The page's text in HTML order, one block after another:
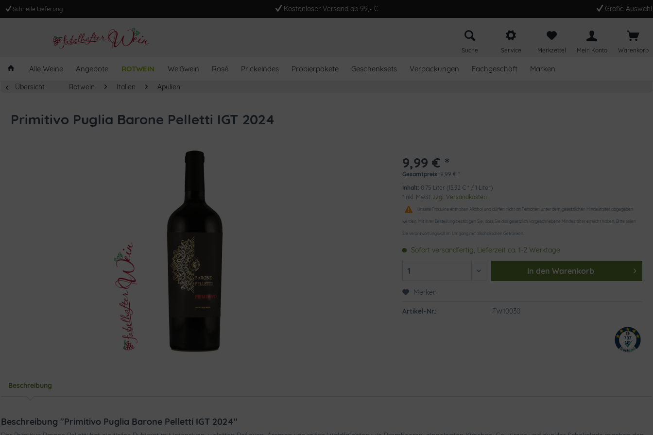
Schnelle Lieferung Kostenloser Versand ab 99,- € Große Auswahl
Suche Service Merkzettel Mein Konto Warenkorb
Alle Weine Angebote ROTWEIN Weißwein Rosé Prickelndes Probierpakete Geschenksets Verpackungen Fachgeschäft Marken
Übersicht Rotwein Italien Apulien
Primitivo Puglia Barone Pelletti IGT 2024
9,99 € *
Gesamtpreis: 9,99 € *
Inhalt: 0.75 Liter (13,32 € * / 1 Liter)
*inkl. MwSt. zzgl. Versandkosten
Unsere Produkte enthalten Alkohol und dürfen nicht an Personen unter dem gesetzlichen Mindestalter abgegeben
werden. Mit Ihrer Bestellung bestätigen Sie, dass Sie das gesetzlich vorgeschriebene Mindestalter erreicht haben. Bitte seien
Sie verantwortungsvoll im Umgang mit alkoholischen Getränken.
Sofort versandfertig, Lieferzeit ca. 1-2 Werktage
In den Warenkorb
Merken
Artikel-Nr.: FW10030
Beschreibung
Beschreibung "Primitivo Puglia Barone Pelletti IGT 2024"